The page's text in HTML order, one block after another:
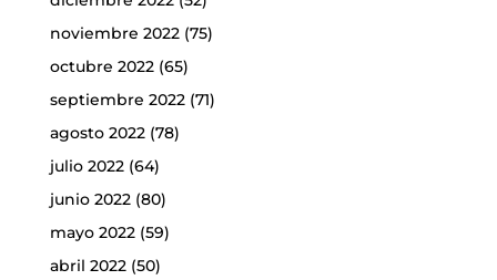
noviembre 2022(75)
octubre 2022(65)
septiembre 2022(71)
agosto 2022(78)
julio 2022(64)
junio 2022(80)
mayo 2022(59)
abril 2022(50)